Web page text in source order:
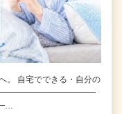
。 自宅でできる・自分の
━━━━━━━━━━━━━━